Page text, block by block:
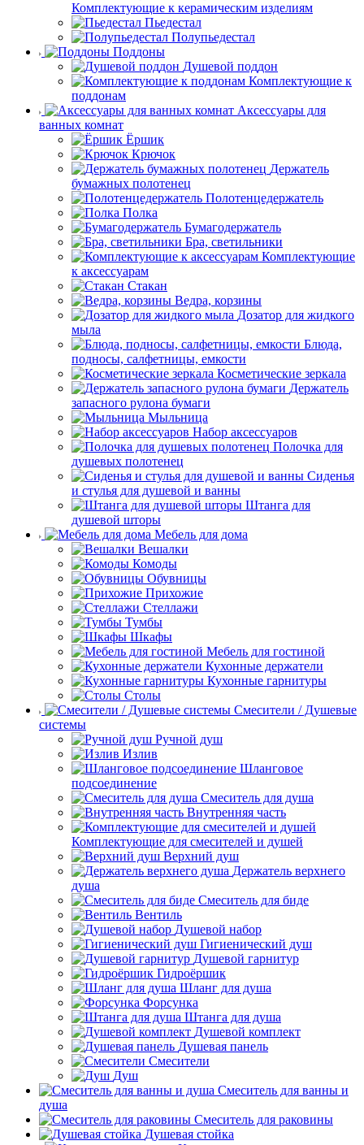
Комплектующие к керамическим изделиям
Пьедестал
Полупьедестал
Поддоны
Душевой поддон
Комплектующие к
поддонам
Аксессуары для
ванных комнат
Ёршик
Крючок
Держатель
бумажных полотенец
Полотенцедержатель
Полка
Бумагодержатель
Бра, светильники
Комплектующие
к аксессуарам
Стакан
Ведра, корзины
Дозатор для жидкого
мыла
Блюда,
подносы, салфетницы, емкости
Косметические зеркала
Держатель
запасного рулона бумаги
Мыльница
Набор аксессуаров
Полочка для
душевых полотенец
Сиденья
и стулья для душевой и ванны
Штанга для
душевой шторы
Мебель для дома
Вешалки
Комоды
Обувницы
Прихожие
Стеллажи
Тумбы
Шкафы
Мебель для гостиной
Кухонные держатели
Кухонные гарнитуры
Столы
Смесители / Душевые
системы
Ручной душ
Излив
Шланговое
подсоединение
Смеситель для душа
Внутренняя часть
Комплектующие для смесителей и душей
Верхний душ
Держатель верхнего
душа
Смеситель для биде
Вентиль
Душевой набор
Гигиенический душ
Душевой гарнитур
Гидроёршик
Шланг для душа
Форсунка
Штанга для душа
Душевой комплект
Душевая панель
Смесители
Душ
Смеситель для ванны и
душа
Смеситель для раковины
Душевая стойка